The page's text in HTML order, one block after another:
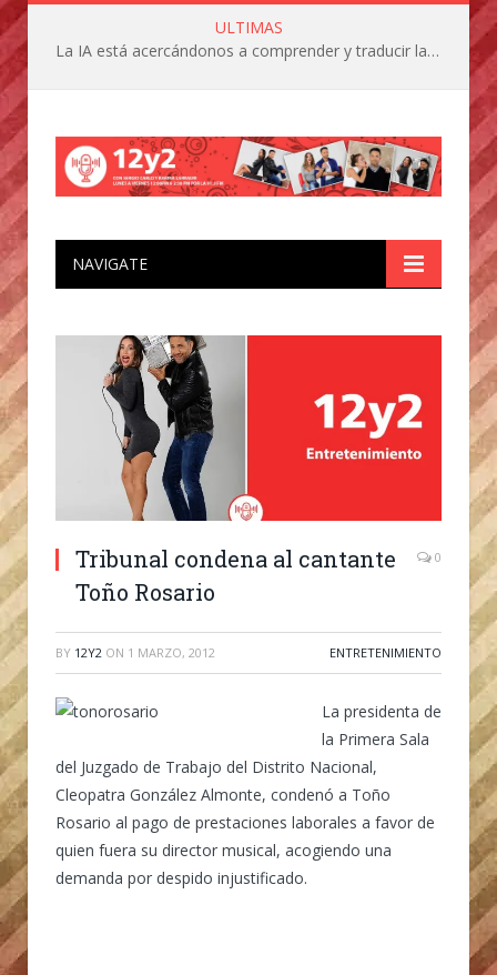
ULTIMAS
La IA está acercándonos a comprender y traducir las vocalizaciones y comportamientos de nuestras mascotas
NAVIGATE
Tribunal condena al cantante
Toño Rosario
0
BY 12Y2 ON 1 MARZO, 2012 ENTRETENIMIENTO
La presidenta de
la Primera Sala
del Juzgado de Trabajo del Distrito Nacional,
Cleopatra González Almonte, condenó a Toño
Rosario al pago de prestaciones laborales a favor de
quien fuera su director musical, acogiendo una
demanda por despido injustificado.